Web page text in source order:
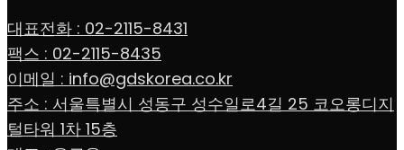
대표전화 : 02-2115-8431
팩스 : 02-2115-8435
이메일 : info@gdskorea.co.kr
주소 : 서울특별시 성동구 성수일로4길 25 코오롱디지
털타워 1차 15층